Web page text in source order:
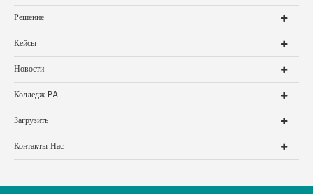
Решение
Кейсы
Новости
Колледж PA
Загрузить
Контакты Нас